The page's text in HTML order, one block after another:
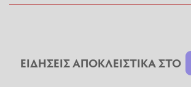
ΕΙΔΗΣΕΙΣ ΑΠΟΚΛΕΙΣΤΙΚΑ ΣΤΟ